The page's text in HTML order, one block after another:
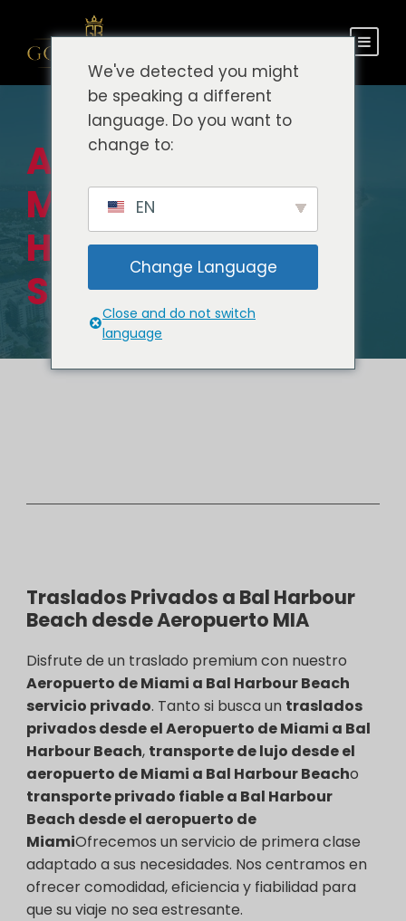
Aeropuerto de
Miami a Bal
Harbour Beach
Servicio Privado
Traslados Privados a Bal Harbour
Beach desde Aeropuerto MIA
Disfrute de un traslado premium con nuestro
Aeropuerto de Miami a Bal Harbour Beach
servicio privado. Tanto si busca un traslados
privados desde el Aeropuerto de Miami a Bal
Harbour Beach, transporte de lujo desde el
aeropuerto de Miami a Bal Harbour Beacho
transporte privado fiable a Bal Harbour
Beach desde el aeropuerto de
MiamiOfrecemos un servicio de primera clase
adaptado a sus necesidades. Nos centramos en
ofrecer comodidad, eficiencia y fiabilidad para
que su viaje no sea estresante.
We've detected you might
be speaking a different
language. Do you want to
change to:
EN
Change Language
Close and do not switch
language